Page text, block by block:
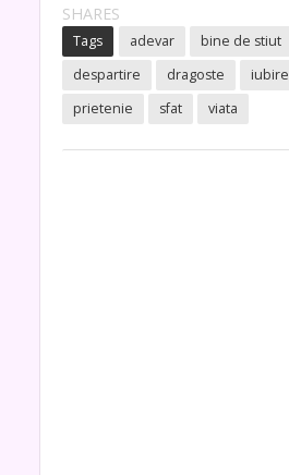
SHARES
Tags adevar bine de stiut
despartire
dragoste iubire
prietenie
sfat viata